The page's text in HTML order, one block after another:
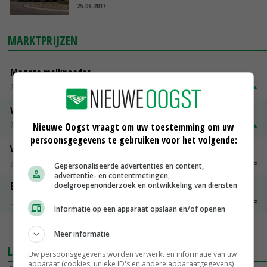
25-09-2017
MARKTPRIJZEN
Magere melkpoeder
Zuivel weekprijzen
€ 269,00
Volle melkpoeder
Zuivel weekprijzen
€ 345,00 € 20,00
Weipoeder
Zuivel weekprijzen
€ 134,00
Boeren Gouda 12 kg
Boerenkaas
MEER MARKTPRIJZEN
LAATSTE NIEUWS
Nieuwe Oogst vraagt om uw toestemming om uw
persoonsgegevens te gebruiken voor het volgende:
Gepersonaliseerde advertenties en content,
advertentie- en contentmetingen,
doelgroepenonderzoek en ontwikkeling van diensten
Informatie op een apparaat opslaan en/of openen
Meer informatie
Uw persoonsgegevens worden verwerkt en informatie van uw
apparaat (cookies, unieke ID's en andere apparaatgegevens)